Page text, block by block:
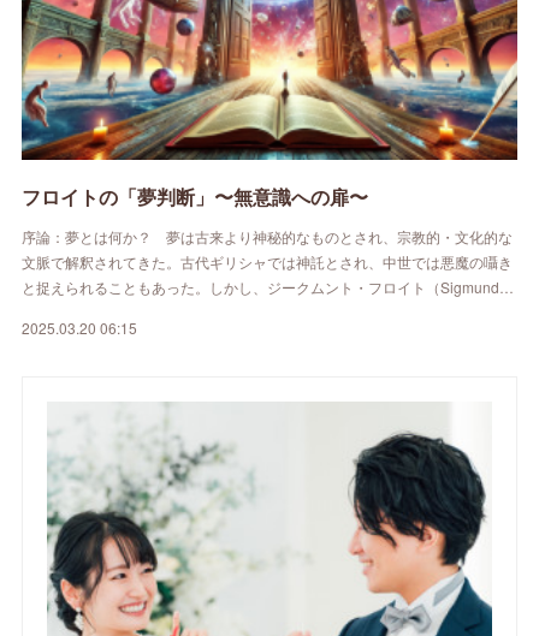
フロイトの「夢判断」〜無意識への扉〜
序論：夢とは何か？ 夢は古来より神秘的なものとされ、宗教的・文化的な
文脈で解釈されてきた。古代ギリシャでは神託とされ、中世では悪魔の囁き
と捉えられることもあった。しかし、ジークムント・フロイト（Sigmund…
2025.03.20 06:15